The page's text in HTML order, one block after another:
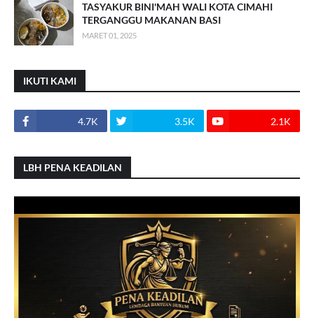
TASYAKUR BINI'MAH WALI KOTA CIMAHI
TERGANGGU MAKANAN BASI
MARET 01, 2025
IKUTI KAMI
4.7K 3.5K 2.1K
LBH PENA KEADILAN